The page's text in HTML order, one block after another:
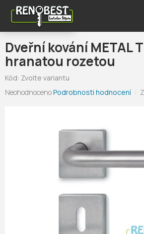
obsah
Dveřní kování METAL
hranatou rozetou
Kód: Zvolte variantu
Průměrné
NeohodnocenoPodrobnosti hodnocení